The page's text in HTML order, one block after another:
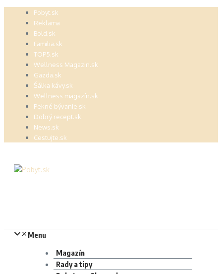
Preskočiť
Pobyt.sk
Reklama
Bold.sk
Familia.sk
TOP5.sk
Wellness Magazin.sk
Gazda.sk
Šálka kávy.sk
Wellness magazín.sk
Pekné bývanie.sk
Dobrý recept.sk
News.sk
Cestujte.sk
Menu
Magazín
Rady a tipy